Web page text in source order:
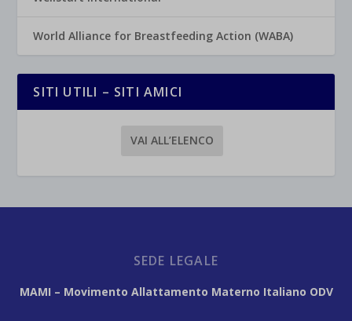
World Alliance for Breastfeeding Action (WABA)
SITI UTILI – SITI AMICI
VAI ALL’ELENCO
SEDE LEGALE
MAMI – Movimento Allattamento Materno Italiano ODV